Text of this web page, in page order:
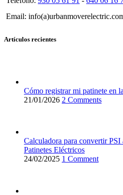
Email:
Artículos recientes
Cómo registrar mi patinete en
21/01/2026 2 Comments
Calculadora para convertir PSI
Patinetes Eléctricos
24/02/2025 1 Comment